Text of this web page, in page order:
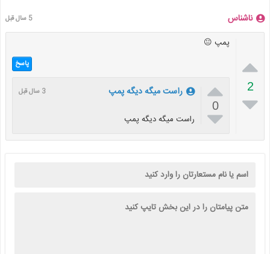
ناشناس 5 سال قبل

2

پمپ 😐
پاسخ

0

راست میگه دیگه پمپ 3 سال قبل
راست میگه دیگه پمپ